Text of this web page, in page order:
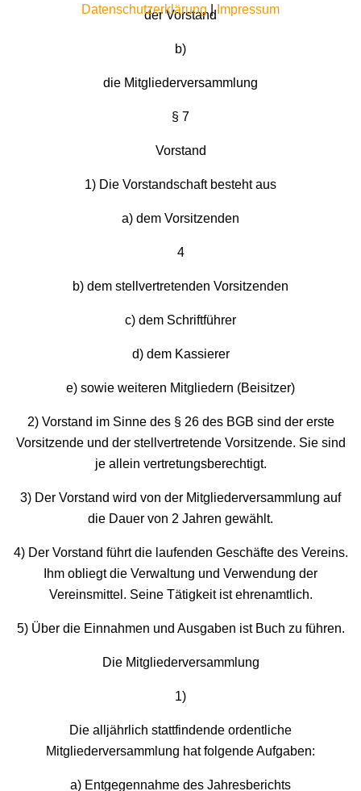
der Vorstand
b)
die Mitgliederversammlung
§ 7
Vorstand
1) Die Vorstandschaft besteht aus
a) dem Vorsitzenden
4
b) dem stellvertretenden Vorsitzenden
c) dem Schriftführer
d) dem Kassierer
e) sowie weiteren Mitgliedern (Beisitzer)
2) Vorstand im Sinne des § 26 des BGB sind der erste
Vorsitzende und der stellvertretende Vorsitzende. Sie sind
je allein vertretungsberechtigt.
3) Der Vorstand wird von der Mitgliederversammlung auf
die Dauer von 2 Jahren gewählt.
4) Der Vorstand führt die laufenden Geschäfte des Vereins.
Ihm obliegt die Verwaltung und Verwendung der
Vereinsmittel. Seine Tätigkeit ist ehrenamtlich.
5) Über die Einnahmen und Ausgaben ist Buch zu führen.
Die Mitgliederversammlung
1)
Die alljährlich stattfindende ordentliche
Mitgliederversammlung hat folgende Aufgaben:
a) Entgegennahme des Jahresberichts
Datenschutzerklärung| Impressum